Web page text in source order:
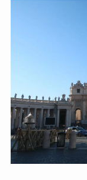
連載「『レ
第一部